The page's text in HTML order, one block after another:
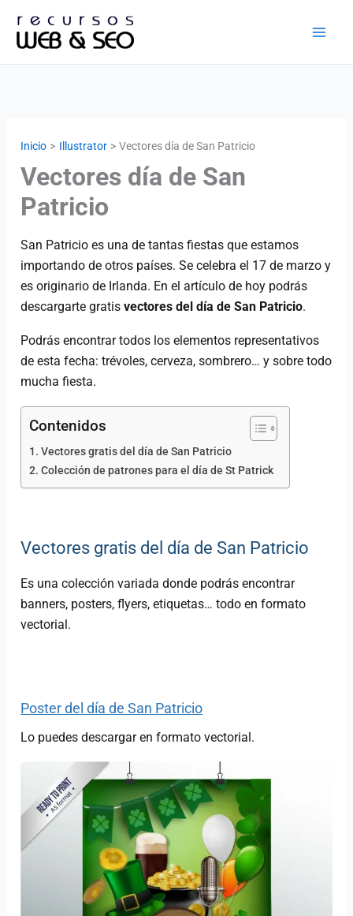
Inicio Illustrator Vectores día de San Patricio
Vectores día de San
Patricio
San Patricio es una de tantas fiestas que estamos
importando de otros países. Se celebra el 17 de marzo y
es originario de Irlanda. En el artículo de hoy podrás
descargarte gratisvectores del día de San Patricio.
Podrás encontrar todos los elementos representativos
de esta fecha: trévoles, cerveza, sombrero… y sobre todo
mucha fiesta.
Contenidos
Vectores gratis del día de San Patricio
Colección de patrones para el día de St Patrick
Vectores gratis del día de San Patricio
Es una colección variada donde podrás encontrar
banners, posters, flyers, etiquetas… todo en formato
vectorial.
Poster del día de San Patricio
Lo puedes descargar en formato vectorial.